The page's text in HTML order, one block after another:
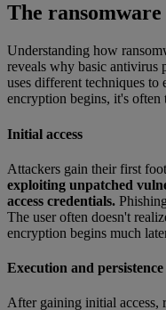
The
Understanding how
reveals why basic antivirus
uses different techniques to
encryption begins, it's often
Initial access
Attackers gain their first
exploiting unpatched
access credentials.
The user often doesn't
encryption begins much
Execution and persistence
After gaining initial access,